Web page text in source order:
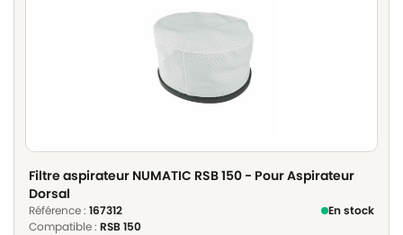
Filtre aspirateur NUMATIC RSB 150 - Pour Aspirateur
Dorsal
Référence : 167312
En stock
Compatible : RSB 150